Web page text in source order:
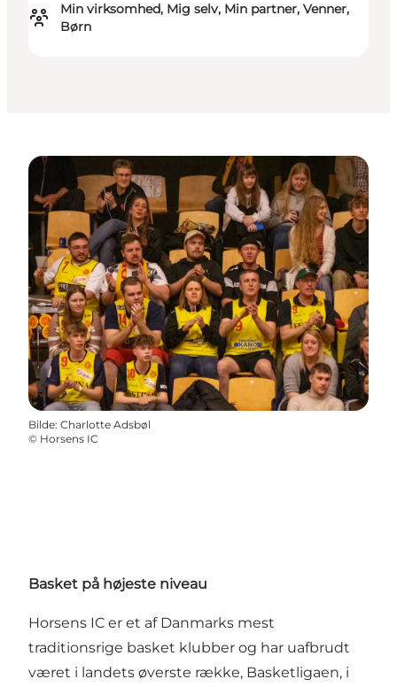
Min virksomhed, Mig selv, Min partner, Venner,
Børn
Bilde: Charlotte Adsbøl
© Horsens IC
Basket på højeste niveau
Horsens IC er et af Danmarks mest
traditionsrige basket klubber og har uafbrudt
været i landets øverste række, Basketligaen, i